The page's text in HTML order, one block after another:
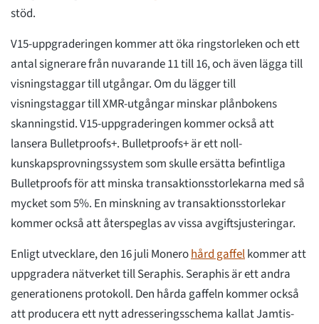
stöd.
V15-uppgraderingen kommer att öka ringstorleken och ett
antal signerare från nuvarande 11 till 16, och även lägga till
visningstaggar till utgångar. Om du lägger till
visningstaggar till XMR-utgångar minskar plånbokens
skanningstid. V15-uppgraderingen kommer också att
lansera Bulletproofs+. Bulletproofs+ är ett noll-
kunskapsprovningssystem som skulle ersätta befintliga
Bulletproofs för att minska transaktionsstorlekarna med så
mycket som 5%. En minskning av transaktionsstorlekar
kommer också att återspeglas av vissa avgiftsjusteringar.
Enligt utvecklare, den 16 juli Monerohård gaffelkommer att
uppgradera nätverket till Seraphis. Seraphis är ett andra
generationens protokoll. Den hårda gaffeln kommer också
att producera ett nytt adresseringsschema kallat Jamtis-